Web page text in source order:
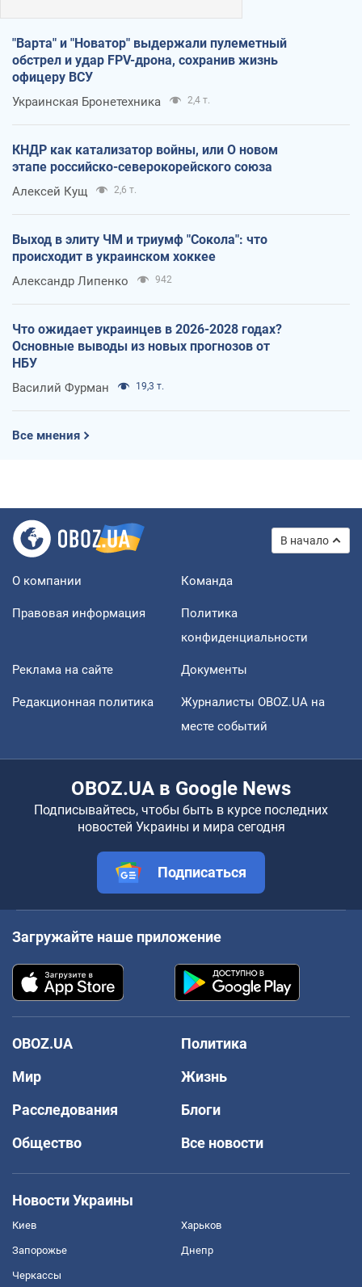
"Варта" и "Новатор" выдержали пулеметный
обстрел и удар FPV-дрона, сохранив жизнь
офицеру ВСУ
Украинская Бронетехника 2,4 т.
КНДР как катализатор войны, или О новом
этапе российско-северокорейского союза
Алексей Кущ 2,6 т.
Выход в элиту ЧМ и триумф "Сокола": что
происходит в украинском хоккее
Александр Липенко 942
Что ожидает украинцев в 2026-2028 годах?
Основные выводы из новых прогнозов от
НБУ
Василий Фурман 19,3 т.
Все мнения
В начало
О компании Команда
Правовая информация
Политика
конфиденциальности
Реклама на сайте Документы
Редакционная политика
Журналисты OBOZ.UA на
месте событий
OBOZ.UA в Google News
Подписывайтесь, чтобы быть в курсе последних
новостей Украины и мира сегодня
Подписаться
Загружайте наше приложение
OBOZ.UA
Политика
Мир
Жизнь
Расследования
Блоги
Общество
Все новости
Новости Украины
Киев Харьков
Запорожье Днепр
Черкассы